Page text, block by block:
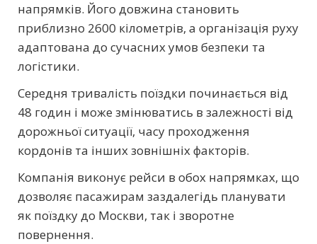
напрямків. Його довжина становить
приблизно 2600 кілометрів, а організація руху
адаптована до сучасних умов безпеки та
логістики.
Середня тривалість поїздки починається від
48 годин і може змінюватись в залежності від
дорожньої ситуації, часу проходження
кордонів та інших зовнішніх факторів.
Компанія виконує рейси в обох напрямках, що
дозволяє пасажирам заздалегідь планувати
як поїздку до Москви, так і зворотне
повернення.